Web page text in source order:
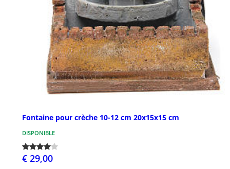
Fontaine pour crèche 10-12 cm 20x15x15 cm
DISPONIBLE
€ 29,00